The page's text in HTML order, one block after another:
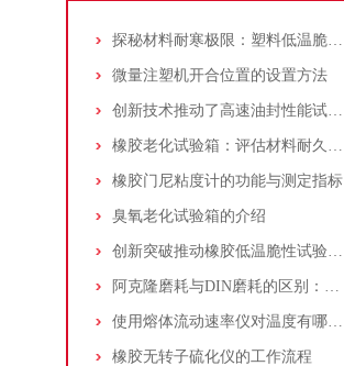
探秘材料耐寒极限：塑料低温脆性试验机解析
微量注塑机开合位置的设置方法
创新技术推动了高速油封性能试验机的进步和发展
橡胶老化试验箱：评估材料耐久性的关键工具
橡胶门尼粘度计的功能与测定指标
臭氧老化试验箱的介绍
创新突破推动橡胶低温脆性试验机市场发展
阿克隆磨耗与DIN磨耗的区别：阿克隆磨耗试验机选型与结果解读
使用熔体流动速率仪对温度有哪些要求
橡胶无转子硫化仪的工作流程